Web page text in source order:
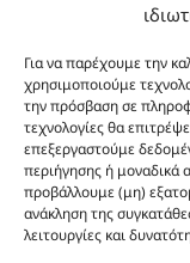
Για να παρέχουμε την
χρησιμοποιούμε
την πρόσβαση σε
τεχνολογίες θα
επεξεργαστούμε
περιήγησης ή μοναδικά
προβάλλουμε (μη)
ανάκληση της
λειτουργίες και
Οι φωτογραφίες
και δεν είναι
Σκοπός τους
Σε καμία